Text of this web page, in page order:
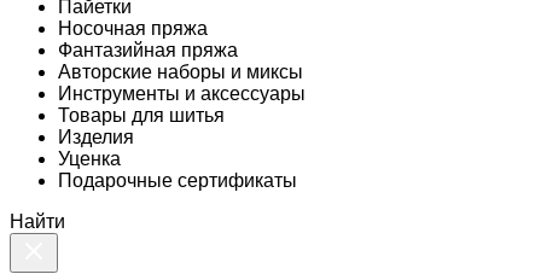
Пайетки
Носочная пряжа
Фантазийная пряжа
Авторские наборы и миксы
Инструменты и аксессуары
Товары для шитья
Изделия
Уценка
Подарочные сертификаты
Найти